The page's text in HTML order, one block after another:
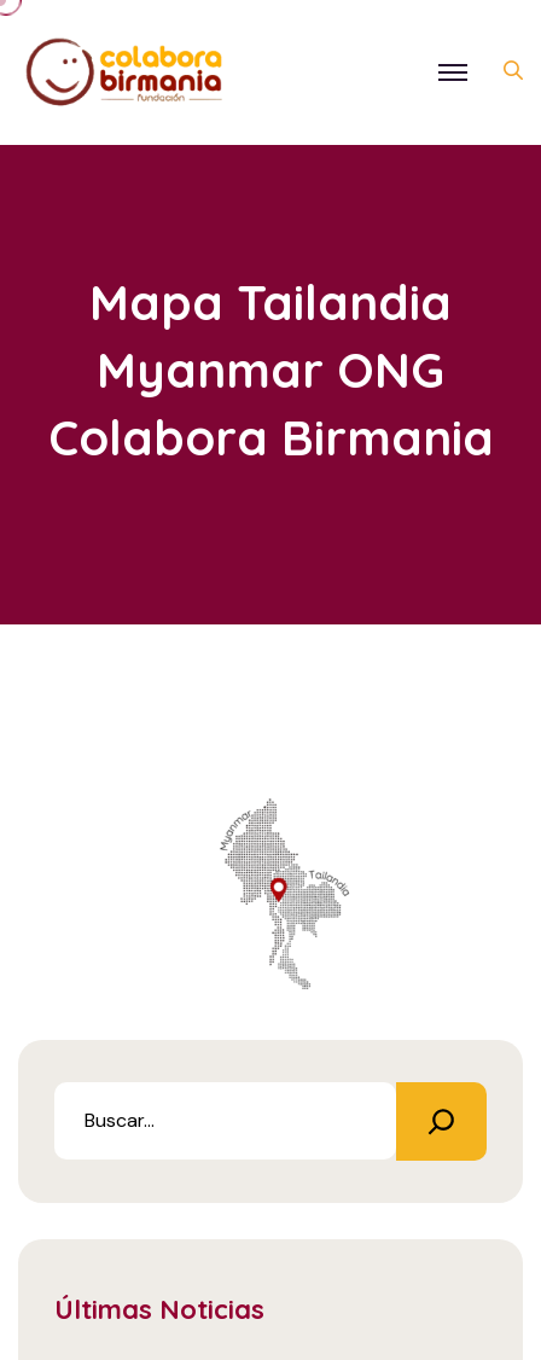
Mapa Tailandia
Myanmar ONG
Colabora Birmania
Últimas Noticias